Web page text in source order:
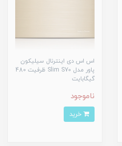
اس اس دی اینترنال سیلیکون
پاور مدل Slim S70 ظرفیت 480
گیگابایت
ناموجود